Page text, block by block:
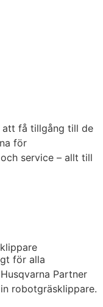
att få tillgång till de
för
service – allt till
för alla
Partner
robotgräsklippare.